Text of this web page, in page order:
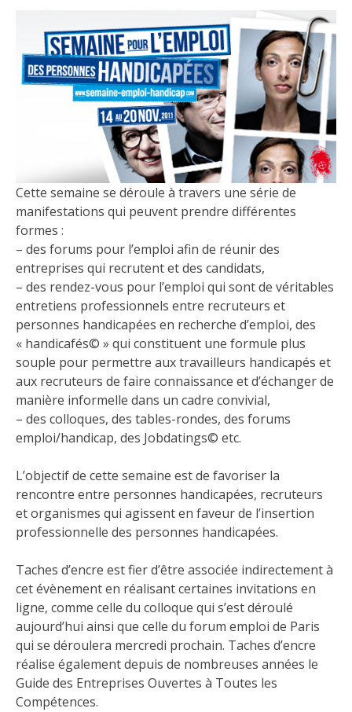
Cette semaine se déroule à travers une série de
manifestations qui peuvent prendre différentes
formes :
– des forums pour l’emploi afin de réunir des
entreprises qui recrutent et des candidats,
– des rendez-vous pour l’emploi qui sont de véritables
entretiens professionnels entre recruteurs et
personnes handicapées en recherche d’emploi, des
« handicafés© » qui constituent une formule plus
souple pour permettre aux travailleurs handicapés et
aux recruteurs de faire connaissance et d’échanger de
manière informelle dans un cadre convivial,
– des colloques, des tables-rondes, des forums
emploi/handicap, des Jobdatings© etc.
L’objectif de cette semaine est de favoriser la
rencontre entre personnes handicapées, recruteurs
et organismes qui agissent en faveur de l’insertion
professionnelle des personnes handicapées.
Taches d’encre est fier d’être associée indirectement à
cet évènement en réalisant certaines invitations en
ligne, comme celle du colloque qui s’est déroulé
aujourd’hui ainsi que celle du forum emploi de Paris
qui se déroulera mercredi prochain. Taches d’encre
réalise également depuis de nombreuses années le
Guide des Entreprises Ouvertes à Toutes les
Compétences.